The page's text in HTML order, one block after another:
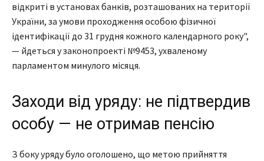
відкриті в установах банків, розташованих на території
України, за умови проходження особою фізичної
ідентифікації до 31 грудня кожного календарного року",
— йдеться у законопроекті №9453, ухваленому
парламентом минулого місяця.
Заходи від уряду: не підтвердив
особу — не отримав пенсію
З боку уряду було оголошено, що метою прийняття